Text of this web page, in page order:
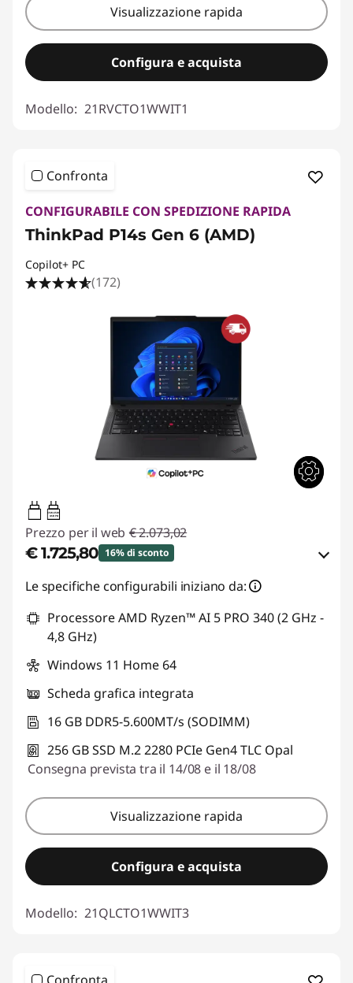
Visualizzazione rapida
Configura e acquista
Modello: 21RVCTO1WWIT1
Confronta
CONFIGURABILE CON SPEDIZIONE RAPIDA
ThinkPad P14s Gen 6 (AMD)
Copilot+ PC
(172)
65W-65W
USB PD
Prezzo per il web € 2.073,02
€ 1.725,80 16% di sconto
Risparmi eCoupon :-€ 347,22
Usa il coupon :THINKDEAL
Le specifiche configurabili iniziano da:
Processore AMD Ryzen™ AI 5 PRO 340 (2 GHz -
4,8 GHz)
Windows 11 Home 64
Scheda grafica integrata
16 GB DDR5-5.600MT/s (SODIMM)
256 GB SSD M.2 2280 PCIe Gen4 TLC Opal
Consegna prevista tra il 14/08 e il 18/08
Visualizzazione rapida
Configura e acquista
Modello: 21QLCTO1WWIT3
Confronta